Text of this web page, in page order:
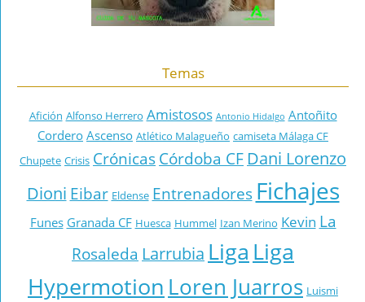
Temas
Afición Alfonso Herrero Amistosos Antonio Hidalgo Antoñito
CorderoAscenso Atlético Malagueño camiseta Málaga CF
Chupete Crisis Crónicas Córdoba CF Dani Lorenzo
Dioni Eibar Eldense Entrenadores Fichajes
Funes Granada CF Huesca Hummel Izan Merino Kevin La
Rosaleda Larrubia Liga Liga
Hypermotion Loren Juarros Luismi